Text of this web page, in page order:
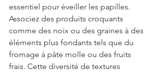
essentiel pour éveiller les papilles.
Associez des produits croquants
comme des noix ou des graines à des
éléments plus fondants tels que du
fromage à pâte molle ou des fruits
frais. Cette diversité de textures